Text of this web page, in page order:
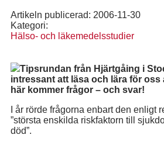
Artikeln publicerad: 2006-11-30
Kategori:
Hälso- och läkemedelsstudier
Tipsrundan från Hjärtgåing i
intressant att läsa och lära för oss
här kommer frågor – och svar!
I år rörde frågorna enbart den enligt
”största enskilda riskfaktorn till
död”.